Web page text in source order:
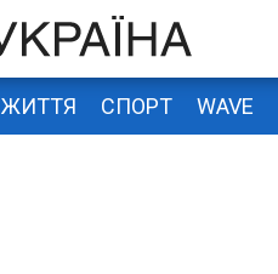
ЖИТТЯ СПОРТ WAVE